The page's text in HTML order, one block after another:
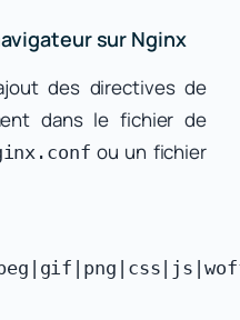
sur Nginx
des directives de
dans le fichier de
ou un fichier